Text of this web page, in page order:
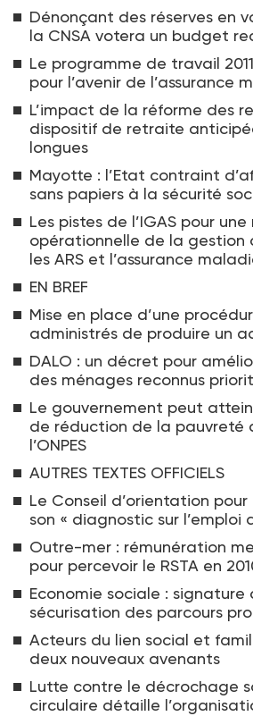
Dénonçant des réserves en
la CNSA votera un budget
Le programme de travail
pour l’avenir de l’assurance
L’impact de la réforme des
dispositif de retraite
longues
Mayotte : l’Etat contraint
sans papiers à la sécurité
Les pistes de l’IGAS pour
opérationnelle de la gestion
les ARS et l’assurance
EN BREF
Mise en place d’une
administrés de produire un
DALO : un décret pour
des ménages reconnus
Le gouvernement peut
de réduction de la pauvreté
l’ONPES
AUTRES TEXTES OFFICIELS
Le Conseil d’orientation pour
son « diagnostic sur l’emploi
Outre-mer : rémunération
pour percevoir le RSTA en
Economie sociale : signature
sécurisation des parcours
Acteurs du lien social et
deux nouveaux avenants
Lutte contre le décrochage
circulaire détaille